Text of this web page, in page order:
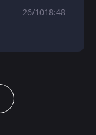
26/1018:48